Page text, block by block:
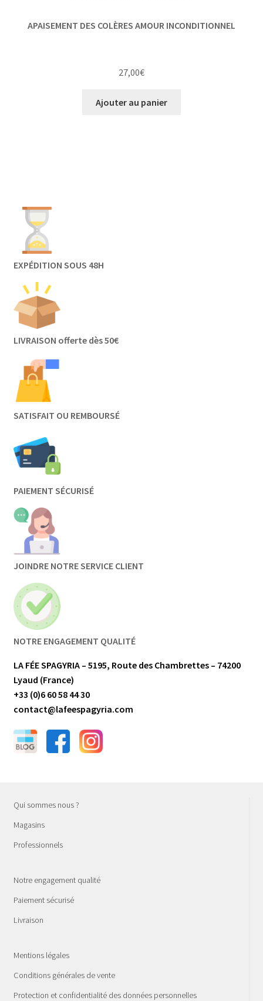
APAISEMENT DES COLÈRES AMOUR INCONDITIONNEL
27,00€
Ajouter au panier
EXPÉDITION SOUS 48H
LIVRAISON offerte dès 50€
SATISFAIT OU REMBOURSÉ
PAIEMENT SÉCURISÉ
JOINDRE NOTRE SERVICE CLIENT
NOTRE ENGAGEMENT QUALITÉ
LA FÉE SPAGYRIA – 5195, Route des Chambrettes – 74200
Lyaud (France)
+33 (0)6 60 58 44 30
contact@lafeespagyria.com
Qui sommes nous ?
Magasins
Professionnels
Notre engagement qualité
Paiement sécurisé
Livraison
Mentions légales
Conditions générales de vente
Protection et confidentialité des données personnelles